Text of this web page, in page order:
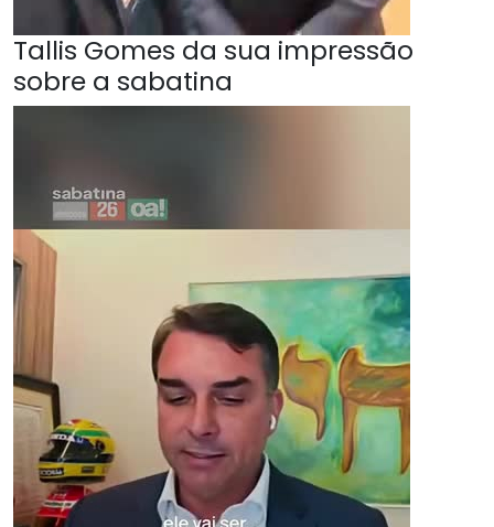
Tallis Gomes da sua impressão
sobre a sabatina